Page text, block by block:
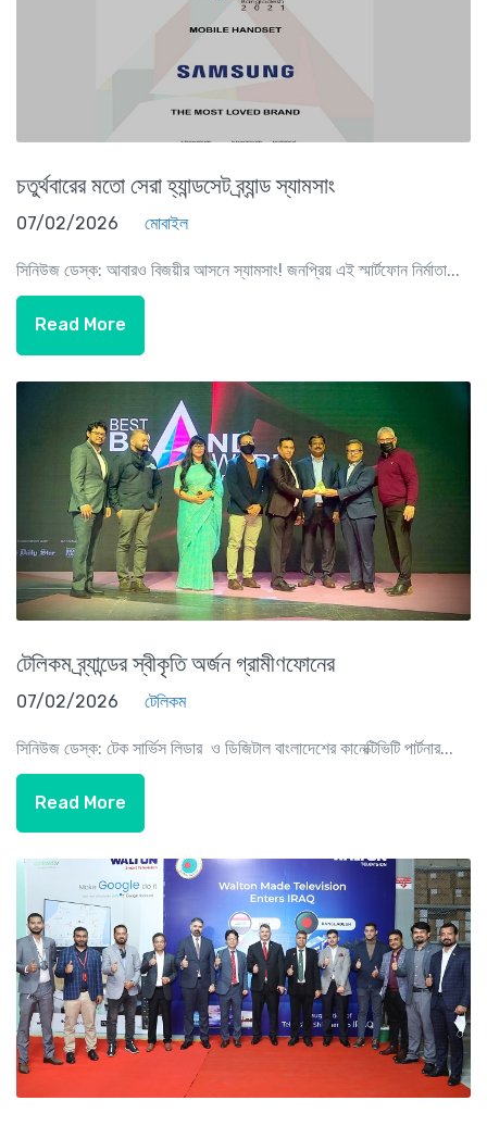
চতুর্থবারের মতো সেরা হ্যান্ডসেট ব্র্যান্ড স্যামসাং
07/02/2026 মোবাইল
সিনিউজ ডেস্ক: আবারও বিজয়ীর আসনে স্যামসাং! জনপ্রিয় এই স্মার্টফোন নির্মাতা...
Read More
টেলিকম ব্র্যান্ডের স্বীকৃতি অর্জন গ্রামীণফোনের
07/02/2026 টেলিকম
সিনিউজ ডেস্ক: টেক সার্ভিস লিডার ও ডিজিটাল বাংলাদেশের কানেক্টিভিটি পার্টনার...
Read More